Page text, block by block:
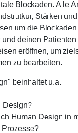
Blockaden. Alle
Stärken
um die
deinen Patienten
eröffnen, um
zu bearbeiten.
beinhaltet u.a.:
Design?
Human Design in
Prozesse?